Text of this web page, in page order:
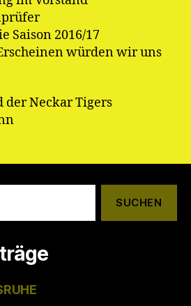
Saison 2016/17
würden wir uns
der Neckar Tigers